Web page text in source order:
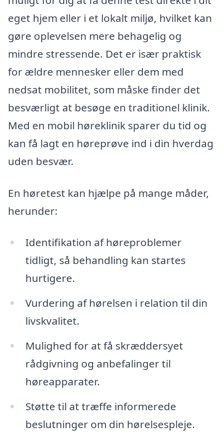
eget hjem eller i et lokalt miljø, hvilket kan
gøre oplevelsen mere behagelig og
mindre stressende. Det er især praktisk
for ældre mennesker eller dem med
nedsat mobilitet, som måske finder det
besværligt at besøge en traditionel klinik.
Med en mobil høreklinik sparer du tid og
kan få lagt en høreprøve ind i din hverdag
uden besvær.
En høretest kan hjælpe på mange måder,
herunder:
Identifikation af høreproblemer
tidligt, så behandling kan startes
hurtigere.
Vurdering af hørelsen i relation til din
livskvalitet.
Mulighed for at få skræddersyet
rådgivning og anbefalinger til
høreapparater.
Støtte til at træffe informerede
beslutninger om din hørelsespleje.